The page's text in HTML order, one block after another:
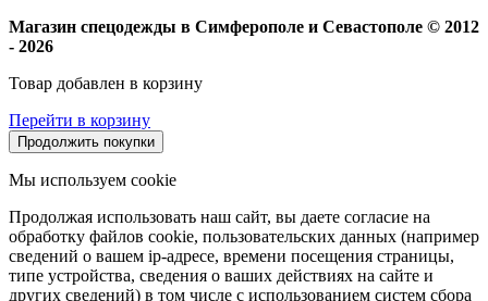
Магазин спецодежды в Симферополе и Севастополе © 2012
- 2026
Товар добавлен в корзину
Перейти в корзину
Продолжить покупки
Мы используем cookie
Продолжая использовать наш сайт, вы даете согласие на
обработку файлов cookie, пользовательских данных (например
сведений о вашем ip-адресе, времени посещения страницы,
типе устройства, сведения о ваших действиях на сайте и
других сведений) в том числе с использованием систем сбора